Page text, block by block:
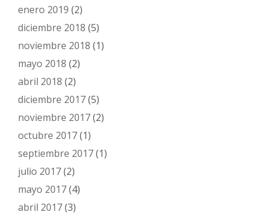
enero 2019 (2)
diciembre 2018 (5)
noviembre 2018 (1)
mayo 2018 (2)
abril 2018 (2)
diciembre 2017(5)
noviembre 2017(2)
octubre 2017(1)
septiembre 2017(1)
julio 2017(2)
mayo 2017(4)
abril 2017(3)